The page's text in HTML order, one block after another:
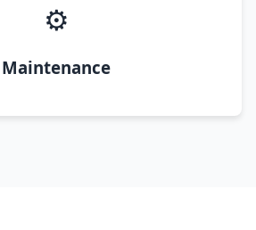
⚙️
Maintenance